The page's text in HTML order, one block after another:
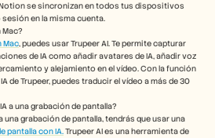
se sincronizan en todos tus dispositivos
en la misma cuenta.
Mac?
Mac, puedes usar Trupeer AI. Te permite capturar
de IA como añadir avatares de IA, añadir voz
y alejamiento en el vídeo. Con la función
de Trupeer, puedes traducir el vídeo a más de 30
a una grabación de pantalla?
pantalla con IA. Trupeer AI es una herramienta de